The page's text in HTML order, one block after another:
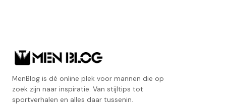
MenBlog is dé online plek voor mannen die op
zoek zijn naar inspiratie. Van stijltips tot
sportverhalen en alles daar tussenin.